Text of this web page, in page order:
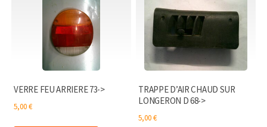
VERRE FEU ARRIERE 73->
5,00€
TRAPPE D’AIR CHAUD SUR
LONGERON D 68->
5,00€